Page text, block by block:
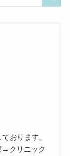
おります。
クリニック